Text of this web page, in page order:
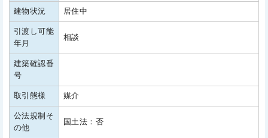
建物状況 居住中
引渡し可能
年月
相談
建築確認番
号
取引態様 媒介
公法規制そ
の他
国土法：否